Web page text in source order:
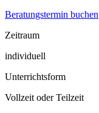
Beratungstermin buchen
Zeitraum
individuell
Unterrichtsform
Vollzeit oder Teilzeit